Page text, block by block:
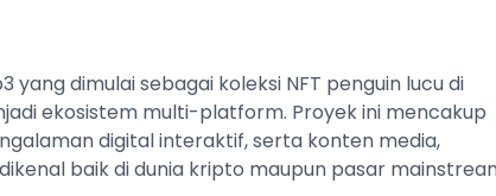
yang dimulai sebagai koleksi NFT penguin lucu di
ekosistem multi-platform. Proyek ini mencakup
digital interaktif, serta konten media,
baik di dunia kripto maupun pasar